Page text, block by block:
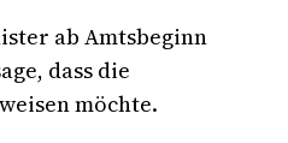
ab Amtsbeginn
dass die
möchte.